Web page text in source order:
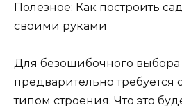
Полезное: Как построить
своими руками
Для безошибочного
предварительно требуется
типом строения. Что это